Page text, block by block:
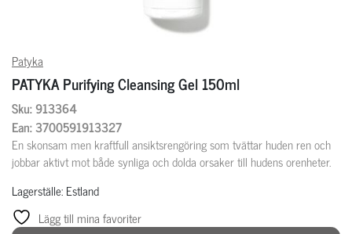
Patyka
PATYKA Purifying Cleansing Gel 150ml
Sku: 913364
Ean: 3700591913327
En skonsam men kraftfull ansiktsrengöring som tvättar huden ren och
jobbar aktivt mot både synliga och dolda orsaker till hudens orenheter.
Lagerställe: Estland
Lägg till mina favoriter